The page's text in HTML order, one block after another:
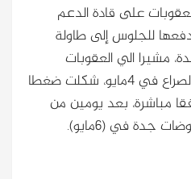
على قادة الدعم
للجلوس إلى طاولة
مشيرا الي العقوبات
السابقة التي طالت طرفي الصراع في 4مايو، شكلت ضغطا
مباشرة، بعد يومين من
جدة في (6مايو).